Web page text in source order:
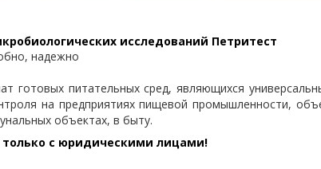
исследований Петритест
надежно
готовых питательных сред, являющихся
на предприятиях пищевой промышленности,
объектах, в быту.
с юридическими лицами!